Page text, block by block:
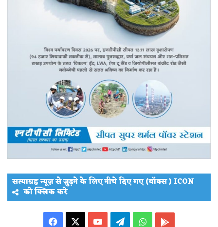
सत्याग्रह न्यूज़ से जुड़ने के लिए नीचे दिए गए (बॉक्स ) ICON
को क्लिक करे
Facebook YouTubeTelegramWhatsApp